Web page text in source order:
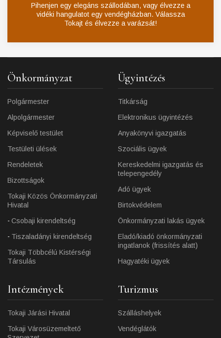
Pihenjen egy elegáns szállodában, vagy élvezze a
vidéki hangulatot egy vendégházban. Válassza
Tokajt és élvezze a varázsát!
Önkormányzat
Polgármester
Alpolgármester
Képviselő testület
Testületi ülések
Rendeletek
Bizottságok
Tokaji Közös Önkormányzati
Hivatal
Csobaji kirendeltség
Tiszaladányi kirendeltség
Tokaji Többcélú Kistérségi
Társulás
Ügyintézés
Titkárság
Elektronikus ügyintézés
Anyakönyvi igazgatás
Szociális ügyek
Kereskedelmi igazgatás és
telepengedély
Adó ügyek
Birtokvédelem
Önkormányzati lakás ügyek
Eladó/kiadó önkormányzati
ingatlanok (frissítés alatt)
Hagyatéki ügyek
Intézmények
Tokaji Járási Hivatal
Tokaji Városüzemeltető
Turizmus
Szálláshelyek
Vendéglátók